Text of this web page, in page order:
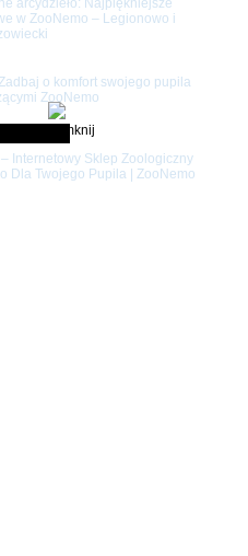
w ZooNemo – Legionowo i
o komfort swojego pupila
ZooNemo
Internetowy Sklep Zoologiczny
Dla Twojego Pupila | ZooNemo